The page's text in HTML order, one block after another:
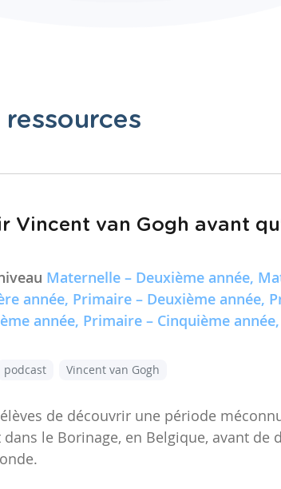
Vincent van Gogh avant
Maternelle – Deuxième année,
année, Primaire – Deuxième année,
année, Primaire – Cinquième
podcast Vincent van Gogh
de découvrir une période
le Borinage, en Belgique, avant de